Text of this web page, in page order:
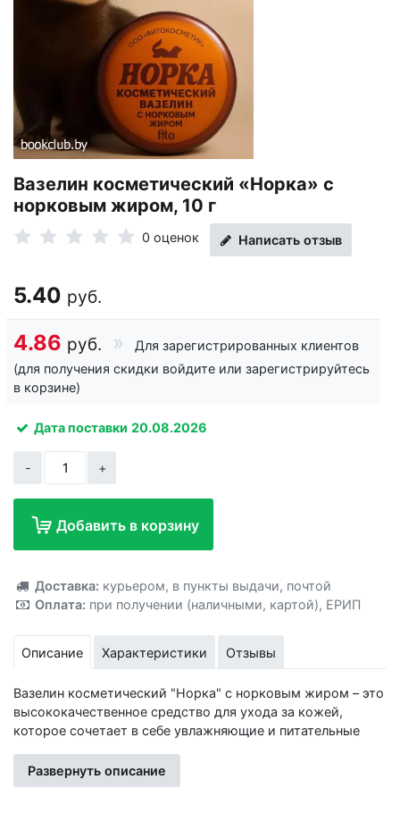
Вазелин косметический «Норка» с
норковым жиром, 10 г
0 оценок Написать отзыв
5.40 руб.
4.86 руб.
Для зарегистрированных клиентов
(для получения скидки войдите или зарегистрируйтесь
в корзине)
Дата поставки 20.08.2026
- +
Добавить в корзину
Добавлено!
Доставка: курьером, в пункты выдачи, почтой
Оплата: при получении (наличными, картой), ЕРИП
Описание Характеристики Отзывы
Вазелин косметический "Норка" с норковым жиром – это
высококачественное средство для ухода за кожей,
которое сочетает в себе увлажняющие и питательные
эффективно удерживает влагу, предотвращая сухость и
шелушение кожи, делая её мягкой и гладкой. Обогащен
Развернуть описание